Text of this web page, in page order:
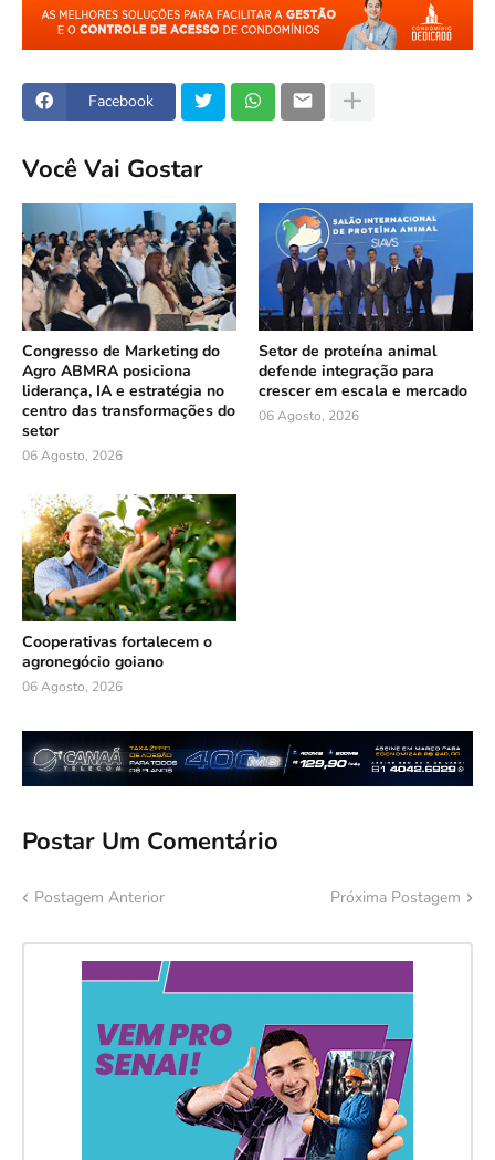
Facebook
Você Vai Gostar
Congresso de Marketing do
Agro ABMRA posiciona
liderança, IA e estratégia no
centro das transformações do
setor
06 Agosto, 2026
Setor de proteína animal
defende integração para
crescer em escala e mercado
06 Agosto, 2026
Cooperativas fortalecem o
agronegócio goiano
06 Agosto, 2026
Postar Um Comentário
Postagem Anterior Próxima Postagem